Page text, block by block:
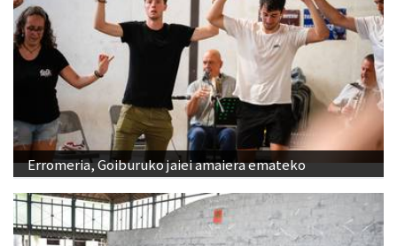
Erromeria, Goiburuko jaiei amaiera emateko